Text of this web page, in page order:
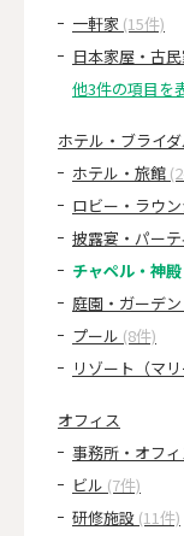
一軒家 (15件)
日本家屋・古
他3件の項目を
ホテル・ブライ
ホテル・旅館
ロビー・ラウ
披露宴・パー
チャペル・神殿
庭園・ガーデン
プール (8件)
リゾート（マ
オフィス
事務所・オフィ
ビル (7件)
研修施設 (11件)